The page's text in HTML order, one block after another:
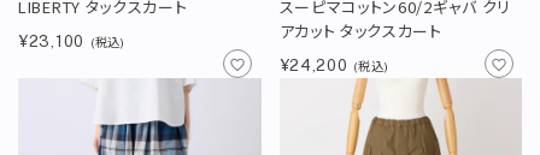
LIBERTY タックスカート
¥23,100 (税込)
スーピマコットン60/2ギャバ クリ
アカット タックスカート
¥24,200 (税込)